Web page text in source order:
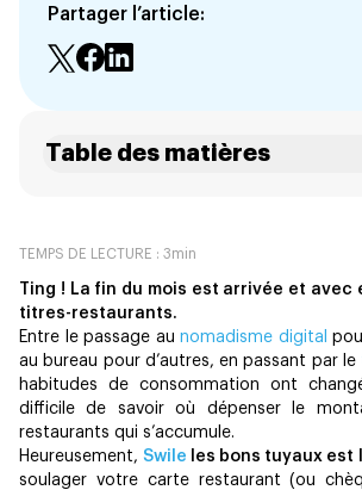
Partager l’article:
TEMPS DE LECTURE : 3min
Ting ! La fin du mois est arrivée et avec
titres-restaurants.
Entre le passage aunomadisme digital
au bureau pour d’autres, en passant par le
habitudes de consommation ont
difficile de savoir où dépenser le
restaurants qui s’accumule.
Heureusement, Swile les bons tuyaux est
soulager votre carte restaurant (ou
Table des matières